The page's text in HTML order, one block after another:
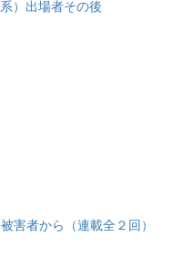
）出場者その後
害者から（連載全２回）